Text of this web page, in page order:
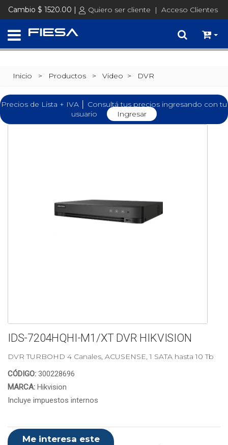
Cambio $ 1520.00 | Quiero ser cliente | Acceso Clientes
Inicio > Productos > Video > DVR
Precios de Lista + IVA │ Consultá tus precios ingresando con tu
usuario
Ingresar
IDS-7204HQHI-M1/XT DVR HIKVISION
DVR TURBOHD 4 Canales, ACUSENSE, 1 SATA hasta 10 Tb
CÓDIGO: 300228696
MARCA: Hikvision
Incluye impuestos internos
Me interesa este